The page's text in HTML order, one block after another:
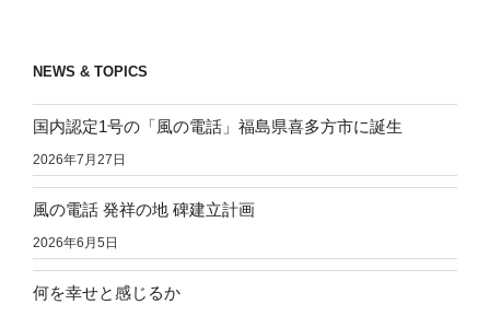
NEWS & TOPICS
国内認定1号の「風の電話」福島県喜多方市に誕生
2026年7月27日
風の電話 発祥の地 碑建立計画
2026年6月5日
何を幸せと感じるか